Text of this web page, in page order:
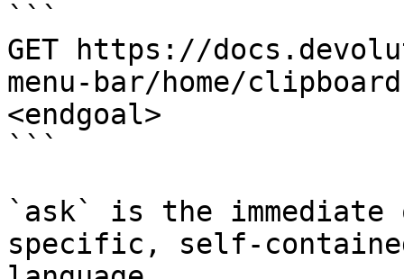
```
GET https://
menu-bar/home/
<endgoal>
```
`ask` is the
specific, self-